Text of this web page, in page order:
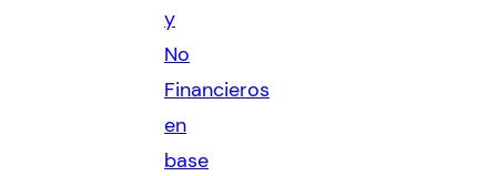
y
No
Financieros
en
base